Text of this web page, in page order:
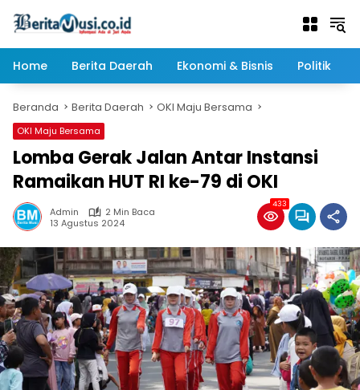
Home
Berita Daerah Ekonomi & Bisnis Politik
Beranda Berita Daerah OKI Maju Bersama
OKI Maju Bersama
Lomba Gerak Jalan Antar Instansi
Ramaikan HUT RI ke-79 di OKI
Admin
2 Min Baca
13 Agustus 2024
433